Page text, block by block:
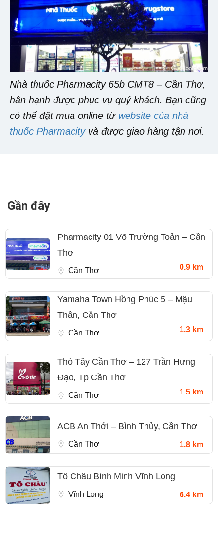
Nhà thuốc Pharmacity 65b CMT8 – Cần Thơ,
hân hạnh được phục vụ quý khách. Bạn cũng
có thể đặt mua online từ website của nhà
thuốc Pharmacityvà được giao hàng tận nơi.
Gần đây
Pharmacity 01 Võ Trường Toản – Cần
Thơ
Cần Thơ 0.9 km
Yamaha Town Hồng Phúc 5 – Mậu
Thân, Cần Thơ
Cần Thơ 1.3 km
Thỏ Tây Cần Thơ – 127 Trần Hưng
Đạo, Tp Cần Thơ
Cần Thơ 1.5 km
ACB An Thới – Bình Thủy, Cần Thơ
Cần Thơ 1.8 km
Tô Châu Bình Minh Vĩnh Long
Vĩnh Long 6.4 km